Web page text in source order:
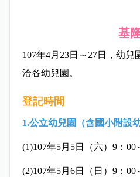
基
107年4月23日～27日，幼
洽各幼兒園。
登記時間
1.公立幼兒園（含國小附設
(1)107年5月5日（六）9：00
(2)107年5月6日（日）9：00